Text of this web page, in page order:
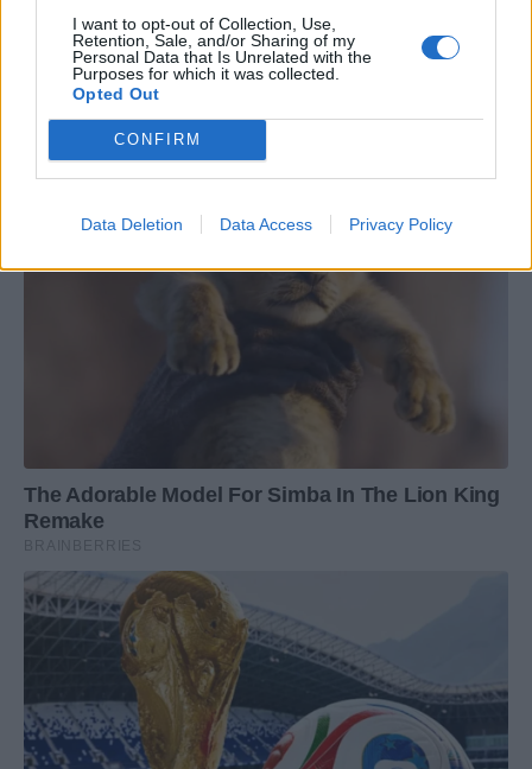
I want to opt-out of Collection, Use,
Retention, Sale, and/or Sharing of my
Personal Data that Is Unrelated with the
Purposes for which it was collected.
Opted Out
CONFIRM
Data Deletion Data Access Privacy Policy